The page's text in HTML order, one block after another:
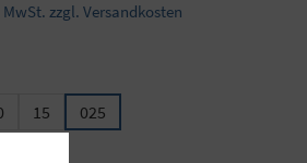
zzgl. Versandkosten
15 025